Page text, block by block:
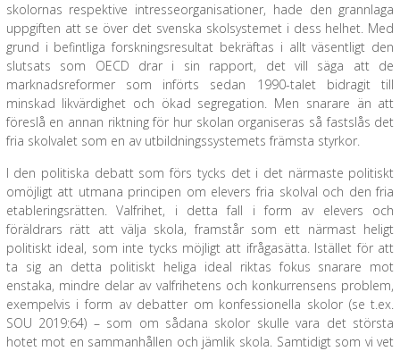
skolornas respektive intresseorganisationer, hade den grannlaga
uppgiften att se över det svenska skolsystemet i dess helhet. Med
grund i befintliga forskningsresultat bekräftas i allt väsentligt den
slutsats som OECD drar i sin rapport, det vill säga att de
marknadsreformer som införts sedan 1990-talet bidragit till
minskad likvärdighet och ökad segregation. Men snarare än att
föreslå en annan riktning för hur skolan organiseras så fastslås det
fria skolvalet som en av utbildningssystemets främsta styrkor.
I den politiska debatt som förs tycks det i det närmaste politiskt
omöjligt att utmana principen om elevers fria skolval och den fria
etableringsrätten. Valfrihet, i detta fall i form av elevers och
föräldrars rätt att välja skola, framstår som ett närmast heligt
politiskt ideal, som inte tycks möjligt att ifrågasätta. Istället för att
ta sig an detta politiskt heliga ideal riktas fokus snarare mot
enstaka, mindre delar av valfrihetens och konkurrensens problem,
exempelvis i form av debatter om konfessionella skolor (se t.ex.
SOU 2019:64) – som om sådana skolor skulle vara det största
hotet mot en sammanhållen och jämlik skola. Samtidigt som vi vet